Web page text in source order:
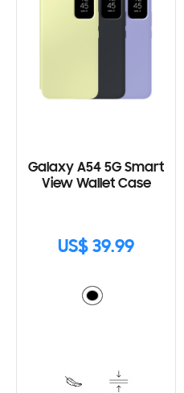
Galaxy A54 5G Smart
View Wallet Case
US$ 39.99